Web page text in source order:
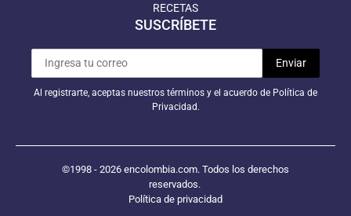
RECETAS
SUSCRÍBETE
Al registrarte, aceptas nuestros términos y el acuerdo de Política de
Privacidad.
©1998 - 2026 encolombia.com. Todos los derechos
reservados.
Política de privacidad